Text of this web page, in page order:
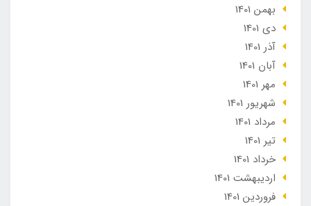
بهمن 1401
دی 1401
آذر 1401
آبان 1401
مهر 1401
شهریور 1401
مرداد 1401
تير 1401
خرداد 1401
ارديبهشت 1401
فروردین 1401